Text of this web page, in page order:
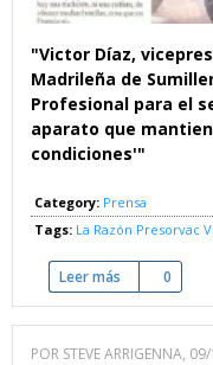
"Victor Díaz,
Madrileña de
Profesional para el
aparato que
condiciones'"
Category: Prensa
Tags: La Razón Presorvac
Leer más sobre0
POR STEVE ARRIGENNA,